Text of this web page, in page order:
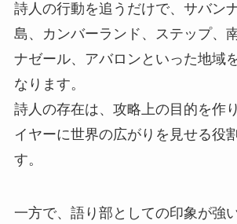
詩人の行動を追うだけで、サバン
島、カンバーランド、ステップ、
ナゼール、アバロンといった地域
なります。
詩人の存在は、攻略上の目的を作
イヤーに世界の広がりを見せる役
す。
一方で、語り部としての印象が強